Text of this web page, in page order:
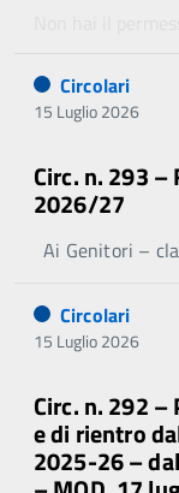
Circolari
15 Luglio 2026
Circ. n. 293
2026/27
Ai Genitori –
Circolari
15 Luglio 2026
Circ. n. 292
e di rientro
2025-26 –